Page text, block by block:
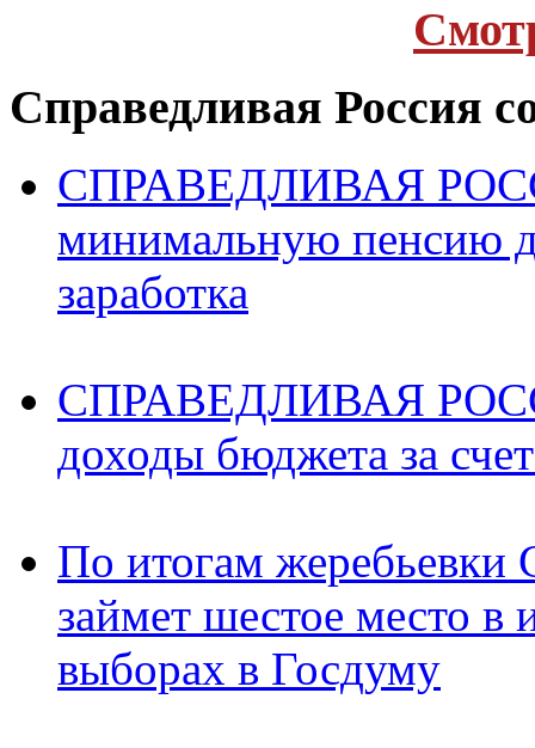
Справедливая Россия
СПРАВЕДЛИВАЯ
минимальную пенсию
заработка
СПРАВЕДЛИВАЯ
доходы бюджета за
По итогам
займет шестое место в
выборах в Госдуму